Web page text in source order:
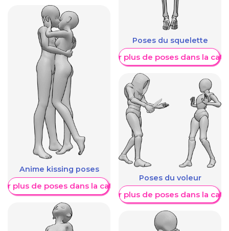
Anime kissing poses
plus de poses dans la catégorie
Poses du squelette
Afficher plus de poses dans la
Poses du voleur
Afficher plus de poses dans la